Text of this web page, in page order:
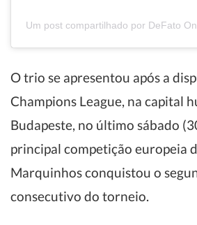
Um post compartilhado por DeFato
O trio se apresentou após a
Champions League, na capital
Budapeste, no último sábado
principal competição europeia
Marquinhos conquistou o
consecutivo do torneio.